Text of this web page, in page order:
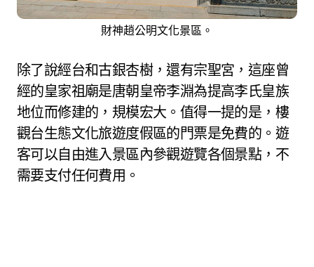
財神趙公明文化景區。
除了說經台和古銀杏樹，還有宗聖宮，這座曾
經的皇家祖廟是唐朝皇帝李淵為提高李氏皇族
地位而修建的，規模宏大。值得一提的是，樓
觀台生態文化旅遊度假區的門票是免費的。遊
客可以自由進入景區內參觀遊覽各個景點，不
需要支付任何費用。